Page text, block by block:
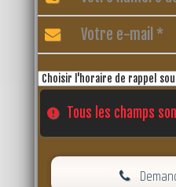
Tous les champs